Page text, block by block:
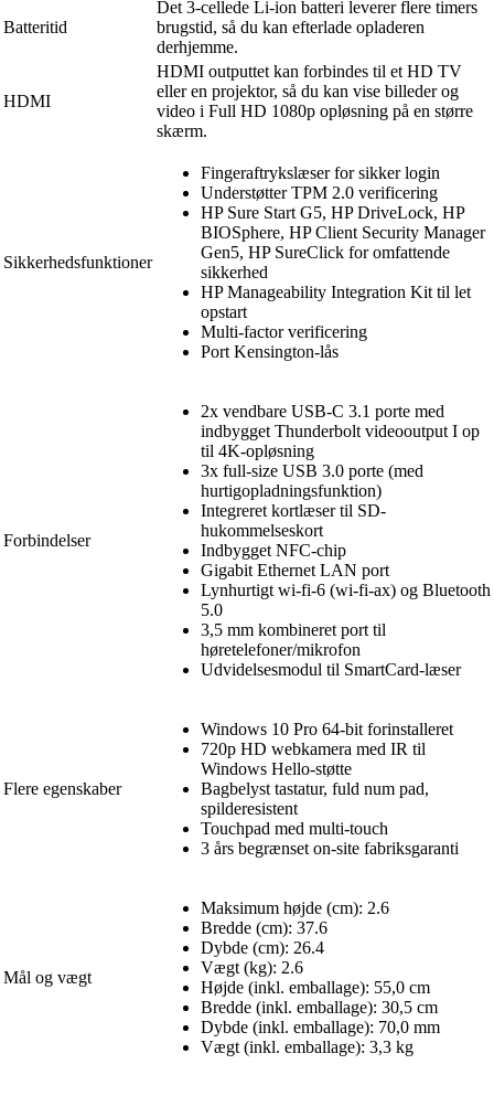
Batteritid
Det 3-cellede Li-ion batteri leverer flere timers
brugstid, så du kan efterlade opladeren
derhjemme.
HDMI
HDMI outputtet kan forbindes til et HD TV
eller en projektor, så du kan vise billeder og
video i Full HD 1080p opløsning på en større
skærm.
Sikkerhedsfunktioner
Fingeraftrykslæser for sikker login
Understøtter TPM 2.0 verificering
HP Sure Start G5, HP DriveLock, HP
BIOSphere, HP Client Security Manager
Gen5, HP SureClick for omfattende
sikkerhed
HP Manageability Integration Kit til let
opstart
Multi-factor verificering
Port Kensington-lås
Forbindelser
2x vendbare USB-C 3.1 porte med
indbygget Thunderbolt videooutput I op
til 4K-opløsning
3x full-size USB 3.0 porte (med
hurtigopladningsfunktion)
Integreret kortlæser til SD-
hukommelseskort
Indbygget NFC-chip
Gigabit Ethernet LAN port
Lynhurtigt wi-fi-6 (wi-fi-ax) og Bluetooth
5.0
3,5 mm kombineret port til
høretelefoner/mikrofon
Udvidelsesmodul til SmartCard-læser
Flere egenskaber
Windows 10 Pro 64-bit forinstalleret
720p HD webkamera med IR til
Windows Hello-støtte
Bagbelyst tastatur, fuld num pad,
spilderesistent
Touchpad med multi-touch
3 års begrænset on-site fabriksgaranti
Mål og vægt
Maksimum højde (cm): 2.6
Bredde (cm): 37.6
Dybde (cm): 26.4
Vægt (kg): 2.6
Højde (inkl. emballage): 55,0 cm
Bredde (inkl. emballage): 30,5 cm
Dybde (inkl. emballage): 70,0 mm
Vægt (inkl. emballage): 3,3 kg